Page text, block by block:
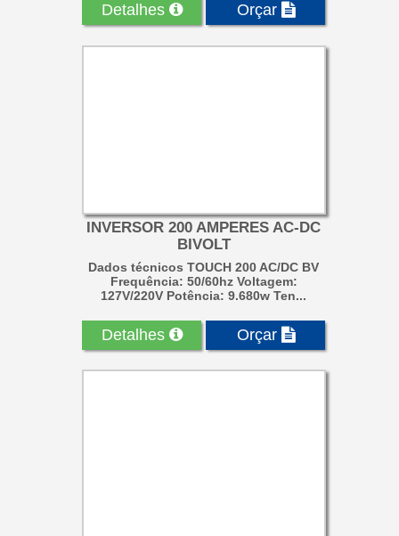
Detalhes Orçar
INVERSOR 200 AMPERES AC-DC
BIVOLT
Dados técnicos TOUCH 200 AC/DC BV
Frequência: 50/60hz Voltagem:
127V/220V Potência: 9.680w Ten...
Detalhes Orçar